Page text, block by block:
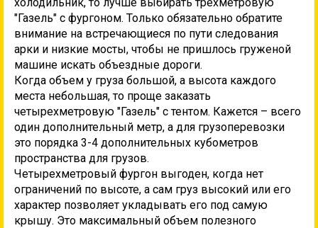
"Газель" с фургоном. Только обязательно обратите
внимание на встречающиеся по пути следования
арки и низкие мосты, чтобы не пришлось груженой
машине искать объездные дороги.
Когда объем у груза большой, а высота каждого
места небольшая, то проще заказать
четырехметровую "Газель" с тентом. Кажется – всего
один дополнительный метр, а для грузоперевозки
это порядка 3-4 дополнительных кубометров
пространства для грузов.
Четырехметровый фургон выгоден, когда нет
ограничений по высоте, а сам груз высокий или его
характер позволяет укладывать его под самую
крышу. Это максимальный объем полезного